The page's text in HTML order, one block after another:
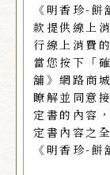
《明香珍-
款提供線上
行線上消費
當您按下「
舖》網路商
瞭解並同意
定書的內容
定書內容之
《明香珍-